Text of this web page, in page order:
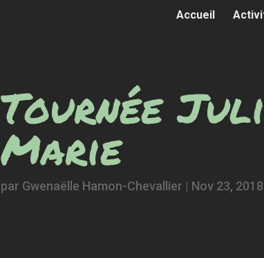
Accueil
Tournée
Marie
par Gwenaëlle Hamon-Chevallier | Nov 23, 2018